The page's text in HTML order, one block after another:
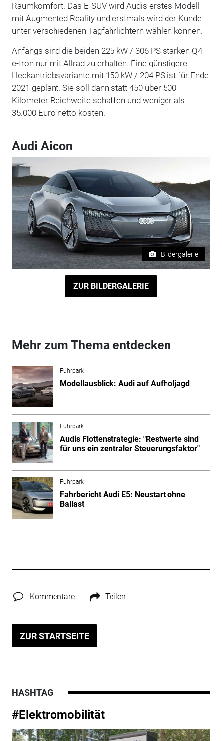
Raumkomfort. Das E-SUV wird Audis erstes Modell
mit Augmented Reality und erstmals wird der Kunde
unter verschiedenen Tagfahrlichtern wählen können.
Anfangs sind die beiden 225 kW / 306 PS starken Q4
e-tron nur mit Allrad zu erhalten. Eine günstigere
Heckantriebsvariante mit 150 kW / 204 PS ist für Ende
2021 geplant. Sie soll dann statt 450 über 500
Kilometer Reichweite schaffen und weniger als
35.000 Euro netto kosten.
Audi Aicon
Bildergalerie
ZUR BILDERGALERIE
Mehr zum Thema entdecken
Fuhrpark
Modellausblick: Audi auf Aufholjagd
Fuhrpark
Audis Flottenstrategie: "Restwerte sind
für uns ein zentraler Steuerungsfaktor"
Fuhrpark
Fahrbericht Audi E5: Neustart ohne
Ballast
Kommentare Teilen
ZUR STARTSEITE
HASHTAG
#Elektromobilität